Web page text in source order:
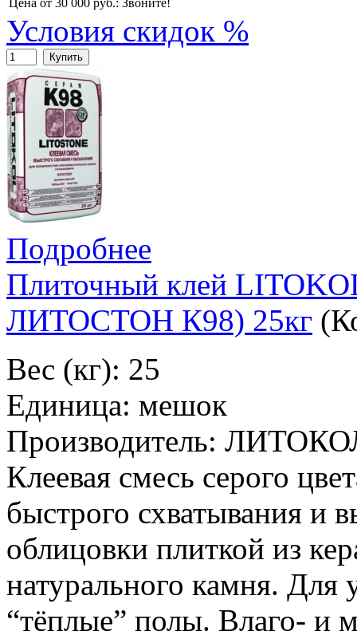
Цена от 30 000 руб.: Звоните!
Условия скидок %
Купить
Подробнее
Плиточный клей
ЛИТОСТОН К98) 25кг
Вес (кг): 25
Единица: мешок
Производитель:
Клеевая смесь серого
быстрого схватывания и
облицовки плиткой из
натурального камня. Для
“тёплые” полы. Влаго- и